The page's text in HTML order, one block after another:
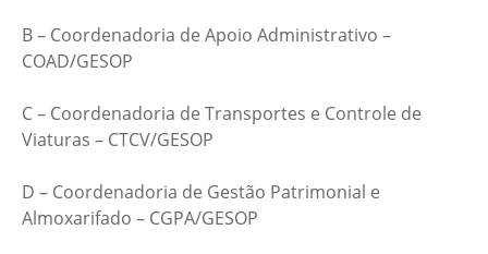
B – Coordenadoria de Apoio Administrativo –
COAD/GESOP
C – Coordenadoria de Transportes e Controle de
Viaturas – CTCV/GESOP
D – Coordenadoria de Gestão Patrimonial e
Almoxarifado – CGPA/GESOP